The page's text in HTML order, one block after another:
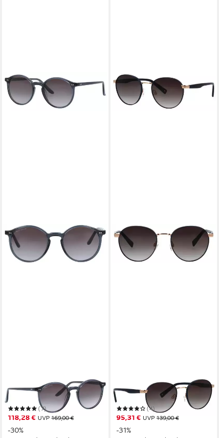
MARC O'POLO
Sonnenbrille Modell 505112
(7)
118,28 € UVP 169,00 €
-30%
BRENDEL EYEWEAR
Sonnenbrille
(4)
95,31 € UVP 139,00 €
-31%